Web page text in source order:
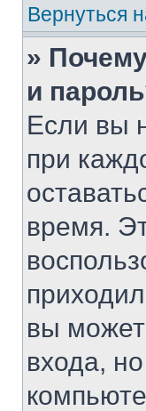
Вернуться
»
и
Если вы
при
время.
вы
входа,